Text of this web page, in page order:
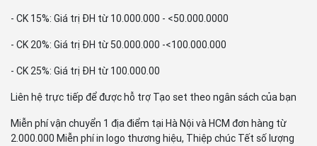
- CK 15%: Giá trị ĐH từ 10.000.000 - <50.000.0000
- CK 20%: Giá trị ĐH từ 50.000.000 -<100.000.000
- CK 25%: Giá trị ĐH từ 100.000.00
Liên hệ trực tiếp để được hỗ trợ Tạo set theo ngân sách của bạn
Miễn phí vận chuyển 1 địa điểm tại Hà Nội và HCM đơn hàng từ
2.000.000 Miễn phí in logo thương hiệu, Thiệp chúc Tết số lượng